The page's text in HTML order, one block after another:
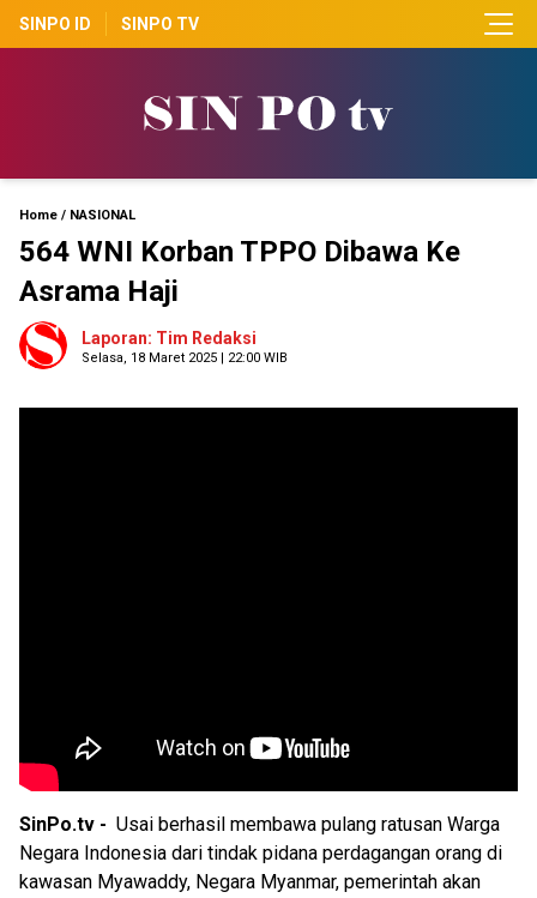
SINPO ID SINPO TV
Home / NASIONAL
564 WNI Korban TPPO Dibawa Ke
Asrama Haji
Laporan: Tim Redaksi
Selasa, 18 Maret 2025 | 22:00 WIB
SinPo.tv - Usai berhasil membawa pulang ratusan Warga
Negara Indonesia dari tindak pidana perdagangan orang di
kawasan Myawaddy, Negara Myanmar, pemerintah akan